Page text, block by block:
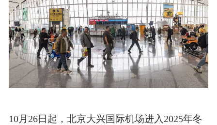
10月26日起，北京大兴国际机场进入2025年冬